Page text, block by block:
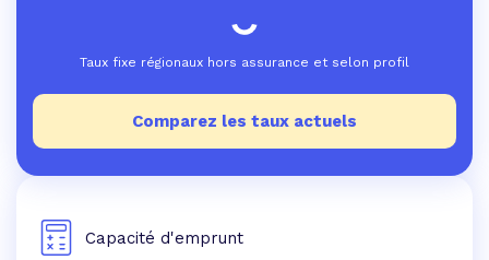
Taux fixe régionaux hors assurance et selon profil
Comparez les taux actuels
Capacité d'emprunt